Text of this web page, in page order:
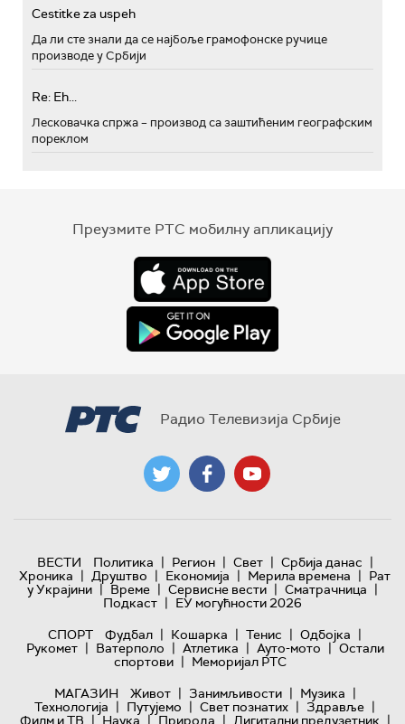
Cestitke za uspeh
Да ли сте знали да се најбоље грамофонске ручице
производе у Србији
Re: Eh...
Лесковачка спржа – производ са заштићеним географским
пореклом
Преузмите РТС мобилну апликацију
Радио Телевизија Србије
ВЕСТИ Политика | Регион | Свет | Србија данас |
Хроника | Друштво | Економија | Мерила времена | Рат
у Украјини | Време | Сервисне вести | Сматрачница |
Подкаст | ЕУ могућности 2026
СПОРТ
Фудбал | Кошарка | Тенис | Одбојка |
Рукомет | Ватерполо | Атлетика | Ауто-мото | Остали
спортови | Меморијал РТС
МАГАЗИН
Живот | Занимљивости | Музика |
Технологијa | Путујемо | Свет познатих | Здравље |